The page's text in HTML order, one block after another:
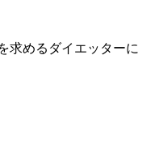
求めるダイエッターに